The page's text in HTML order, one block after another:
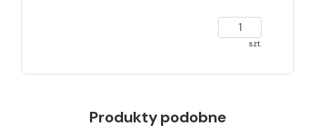
szt.
Produkty podobne